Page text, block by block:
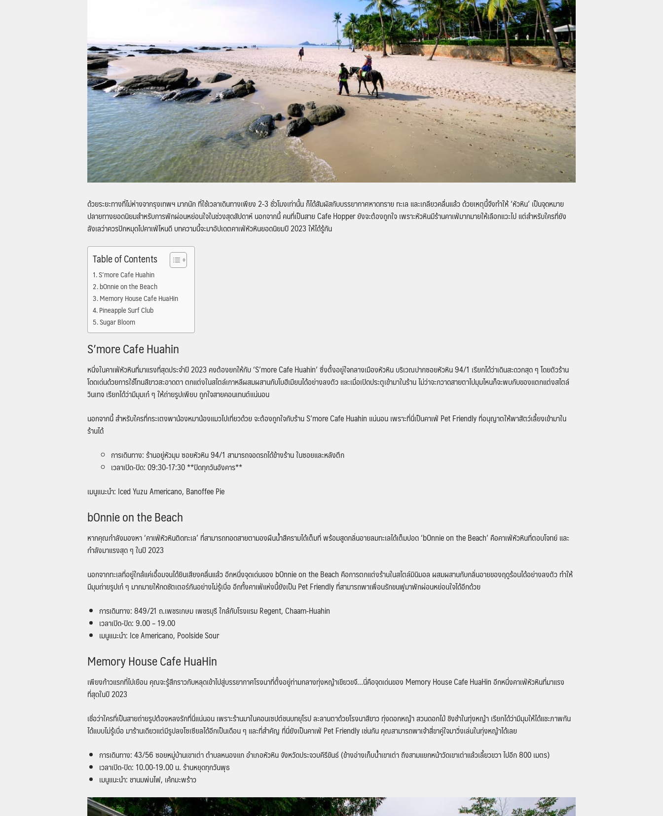
ด้วยระยะทางที่ไม่ห่างจากรุงเทพฯ มากนัก ที่ใช้เวลาเดินทางเพียง 2-3 ชั่วโมงเท่านั้น ก็ได้สัมผัสกับบรรยากาศหาดทราย ทะเล และเกลียวคลื่นแล้ว ด้วยเหตุนี้จึงทำให้ ‘หัวหิน’ เป็นจุดหมาย
ปลายทางยอดนิยมสำหรับการพักผ่อนหย่อนใจในช่วงสุดสัปดาห์ นอกจากนี้ คนที่เป็นสาย Cafe Hopper ยังจะต้องถูกใจ เพราะหัวหินมีร้านคาเฟ่มากมายให้เลือกแวะไป แต่สำหรับใครที่ยัง
ลังเลว่าควรปักหมุดไปคาเฟ่ไหนดี บทความนี้จะมาอัปเดตคาเฟ่หัวหินยอดนิยมปี 2023 ให้ได้รู้กัน
Table of Contents
S’more Cafe Huahin
bOnnie on the Beach
Memory House Cafe HuaHin
Pineapple Surf Club
Sugar Bloom
S’more Cafe Huahin
หนึ่งในคาเฟ่หัวหินที่มาแรงที่สุดประจำปี 2023 คงต้องยกให้กับ ‘S’more Cafe Huahin’ ซึ่งตั้งอยู่ใจกลางเมืองหัวหิน บริเวณปากซอยหัวหิน 94/1 เรียกได้ว่าเดินสะดวกสุด ๆ โดยตัวร้าน
โดดเด่นด้วยการใช้โทนสีขาวสะอาดตา ตกแต่งในสไตล์เกาหลีผสมผสานกับโบฮีเมียนได้อย่างลงตัว และเมื่อเปิดประตูเข้ามาในร้าน ไม่ว่าจะกวาดสายตาไปมุมไหนก็จะพบกับของแตกแต่งสไตล์
วินเทจ เรียกได้ว่ามีมุมเก๋ ๆ ให้ถ่ายรูปเพียบ ถูกใจสายคอนเทนต์แน่นอน
นอกจากนี้ สำหรับใครที่กระเตงพาน้องหมาน้องแมวไปเที่ยวด้วย จะต้องถูกใจกับร้าน S’more Cafe Huahin แน่นอน เพราะที่นี่เป็นคาเฟ่ Pet Friendly ที่อนุญาตให้พาสัตว์เลี้ยงเข้ามาใน
ร้านได้
การเดินทาง: ร้านอยู่หัวมุม ซอยหัวหิน 94/1 สามารถจอดรถได้ข้างร้าน ในซอยและหลังตึก
เวลาเปิด-ปิด: 09:30-17:30 **ปิดทุกวันอังคาร**
เมนูแนะนำ: Iced Yuzu Americano, Banoffee Pie
bOnnie on the Beach
หากคุณกำลังมองหา ‘คาเฟ่หัวหินติดทะเล’ ที่สามารถทอดสายตามองผืนน้ำสีครามได้เต็มที่ พร้อมสูดกลิ่นอายลมทะเลได้เต็มปอด ‘bOnnie on the Beach’ คือคาเฟ่หัวหินที่ตอบโจทย์ และ
กำลังมาแรงสุด ๆ ในปี 2023
นอกจากทะเลที่อยู่ใกล้แค่เอื้อมจนได้ยินเสียงคลื่นแล้ว อีกหนึ่งจุดเด่นของ bOnnie on the Beach คือการตกแต่งร้านในสไตล์มินิมอล ผสมผสานกับกลิ่นอายของฤดูร้อนได้อย่างลงตัว ทำให้
มีมุมถ่ายรูปเก๋ ๆ มากมายให้กดชัตเตอร์กันอย่างไม่รู้เบื่อ อีกทั้งคาเฟ่แห่งนี้ยังเป็น Pet Friendly ที่สามารถพาเพื่อนรักขนฟูมาพักผ่อนหย่อนใจได้อีกด้วย
การเดินทาง: 849/21 ถ.เพชรเกษม เพชรบุรี ใกล้กับโรงแรม Regent, Chaam-Huahin
เวลาเปิด-ปิด: 9.00 – 19.00
เมนูแนะนำ: Ice Americano, Poolside Sour
Memory House Cafe HuaHin
เพียงก้าวแรกที่ไปเยือน คุณจะรู้สึกราวกับหลุดเข้าไปสู่บรรยากาศโรงนาที่ตั้งอยู่ท่ามกลางทุ่งหญ้าเขียวขจี…นี่คือจุดเด่นของ Memory House Cafe HuaHin อีกหนึ่งคาเฟ่หัวหินที่มาแรง
ที่สุดในปี 2023
เชื่อว่าใครที่เป็นสายถ่ายรูปต้องหลงรักที่นี่แน่นอน เพราะร้านมาในคอนเซปต์ชนบทยุโรป ละลานตาด้วยโรงนาสีขาว ทุ่งดอกหญ้า สวนดอกไม้ ชิงช้าในทุ่งหญ้า เรียกได้ว่ามีมุมให้ได้แชะภาพกัน
ได้แบบไม่รู้เบื่อ มาร้านเดียวแต่มีรูปลงโซเซียลได้อีกเป็นเดือน ๆ และที่สำคัญ ที่นี่ยังเป็นคาเฟ่ Pet Friendly เช่นกัน คุณสามารถพาเจ้าสี่ขาคู่ใจมาวิ่งเล่นในทุ่งหญ้าได้เลย
การเดินทาง: 43/56 ซอยหมู่บ้านเขาเต่า ตำบลหนองแก อำเภอหัวหิน จังหวัดประจวบคีรีขันธ์ (ข้างอ่างเก็บน้ำเขาเต่า ถึงสามแยกหน้าวัดเขาเต่าแล้วเลี้ยวขวา ไปอีก 800 เมตร)
เวลาเปิด-ปิด: 10.00-19.00 น. ร้านหยุดทุกวันพุธ
เมนูแนะนำ: ชานมพ่นไฟ, เค้กมะพร้าว